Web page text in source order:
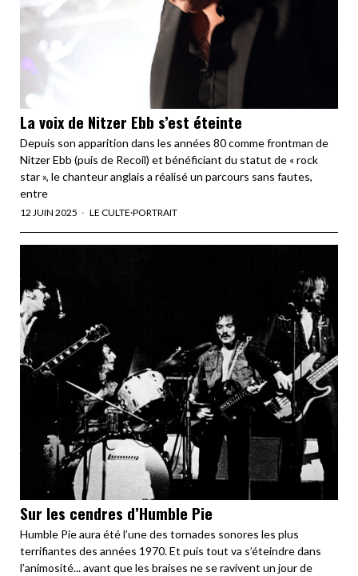
La voix de Nitzer Ebb s’est éteinte
Depuis son apparition dans les années 80 comme frontman de
Nitzer Ebb (puis de Recoil) et bénéficiant du statut de « rock
star », le chanteur anglais a réalisé un parcours sans fautes,
entre
12 JUIN 2025 LE CULTE·PORTRAIT
Sur les cendres d’Humble Pie
Humble Pie aura été l’une des tornades sonores les plus
terrifiantes des années 1970. Et puis tout va s’éteindre dans
l’animosité... avant que les braises ne se ravivent un jour de